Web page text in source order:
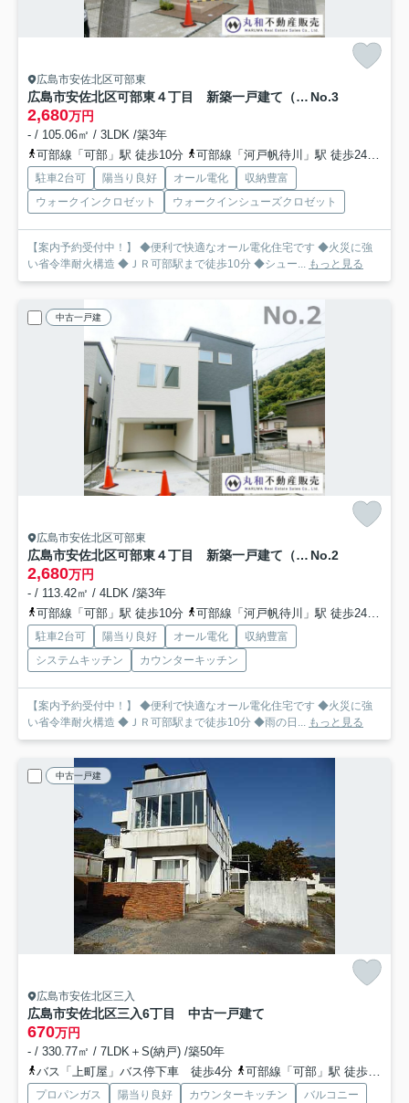
広島市安佐北区可部東
広島市安佐北区可部東４丁目 新築一戸建て（全４棟） No.3
2,680万円
- / 105.06㎡ / 3LDK /築3年
可部線「可部」駅 徒歩10分
可部線「河戸帆待川」駅 徒歩24分
駐車2台可 陽当り良好 オール電化
収納豊富
ウォークインクロゼット
ウォークインシューズクロゼット
【案内予約受付中！】 ◆便利で快適なオール電化住宅です ◆火災に強
い省令準耐火構造 ◆ＪＲ可部駅まで徒歩10分 ◆シュー... もっと見る
中古一戸建
広島市安佐北区可部東
広島市安佐北区可部東４丁目 新築一戸建て（全４棟） No.2
2,680万円
- / 113.42㎡ / 4LDK /築3年
可部線「可部」駅 徒歩10分
可部線「河戸帆待川」駅 徒歩24分
駐車2台可 陽当り良好 オール電化
収納豊富
システムキッチン
カウンターキッチン
【案内予約受付中！】 ◆便利で快適なオール電化住宅です ◆火災に強
い省令準耐火構造 ◆ＪＲ可部駅まで徒歩10分 ◆雨の日... もっと見る
中古一戸建
広島市安佐北区三入
広島市安佐北区三入6丁目 中古一戸建て
670万円
- / 330.77㎡ / 7LDK＋S(納戸) /築50年
バス「上町屋」バス停下車 徒歩4分
可部線「可部」駅 徒歩60分
プロパンガス 陽当り良好 カウンターキッチン
バルコニー